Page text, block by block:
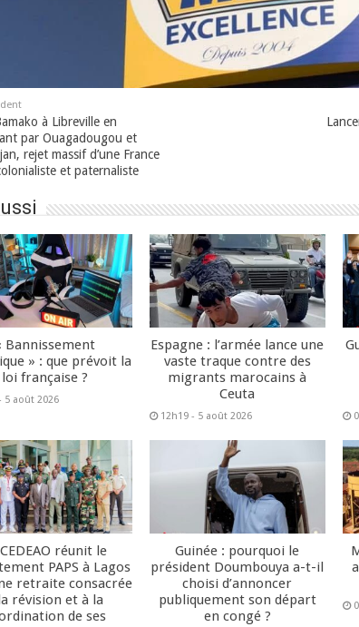
à Libreville en
par Ouagadougou et
rejet massif d’une France
et paternaliste
Bannissement
» : que prévoit la
loi française ?
5 août 2026
Espagne : l’armée lance une
vaste traque contre des
migrants marocains à
Ceuta
12h19 - 5 août 2026
réunit le
PAPS à Lagos
retraite consacrée
révision et à la
de ses
Guinée : pourquoi le
président Doumbouya a-t-il
choisi d’annoncer
publiquement son départ
en congé ?